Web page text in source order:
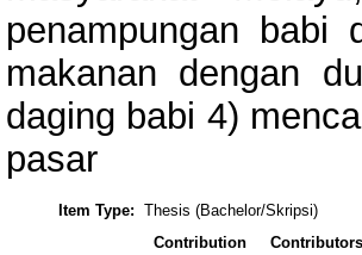
penampungan babi
makanan dengan
daging babi 4)
pasar
Item Type: Thesis (Bachelor/Skripsi)
Contribution Contributors